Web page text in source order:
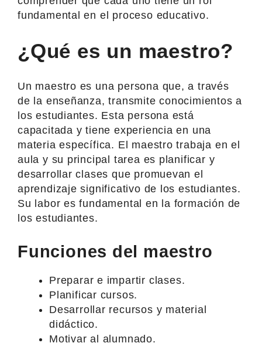
fundamental en el proceso educativo.
¿Qué es un maestro?
Un maestro es una persona que, a través
de la enseñanza, transmite conocimientos a
los estudiantes. Esta persona está
capacitada y tiene experiencia en una
materia específica. El maestro trabaja en el
aula y su principal tarea es planificar y
desarrollar clases que promuevan el
aprendizaje significativo de los estudiantes.
Su labor es fundamental en la formación de
los estudiantes.
Funciones del maestro
Preparar e impartir clases.
Planificar cursos.
Desarrollar recursos y material
didáctico.
Motivar al alumnado.